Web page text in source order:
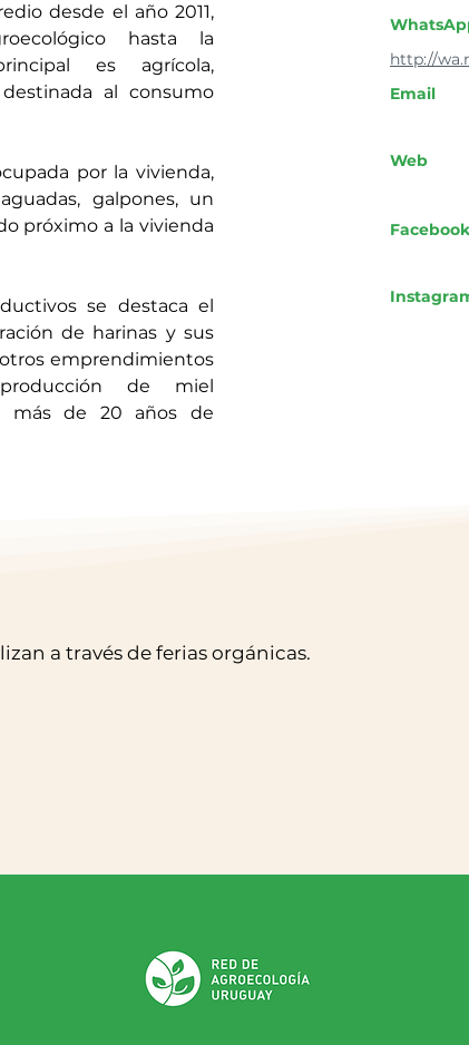
desde el año 2011,
hasta la
es agrícola,
al consumo
por la vivienda,
galpones, un
próximo a la vivienda
se destaca el
de harinas y sus
emprendimientos
de miel
más de 20 años de
http://
Email
Web
Facebook
a través de ferias orgánicas.